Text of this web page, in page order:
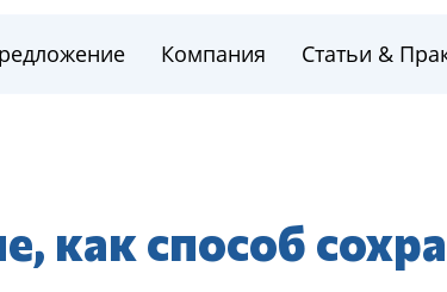
Компания Статьи &
как способ